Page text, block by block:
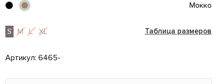
Мокко
S M L XL Таблица размеров
Артикул:6465-